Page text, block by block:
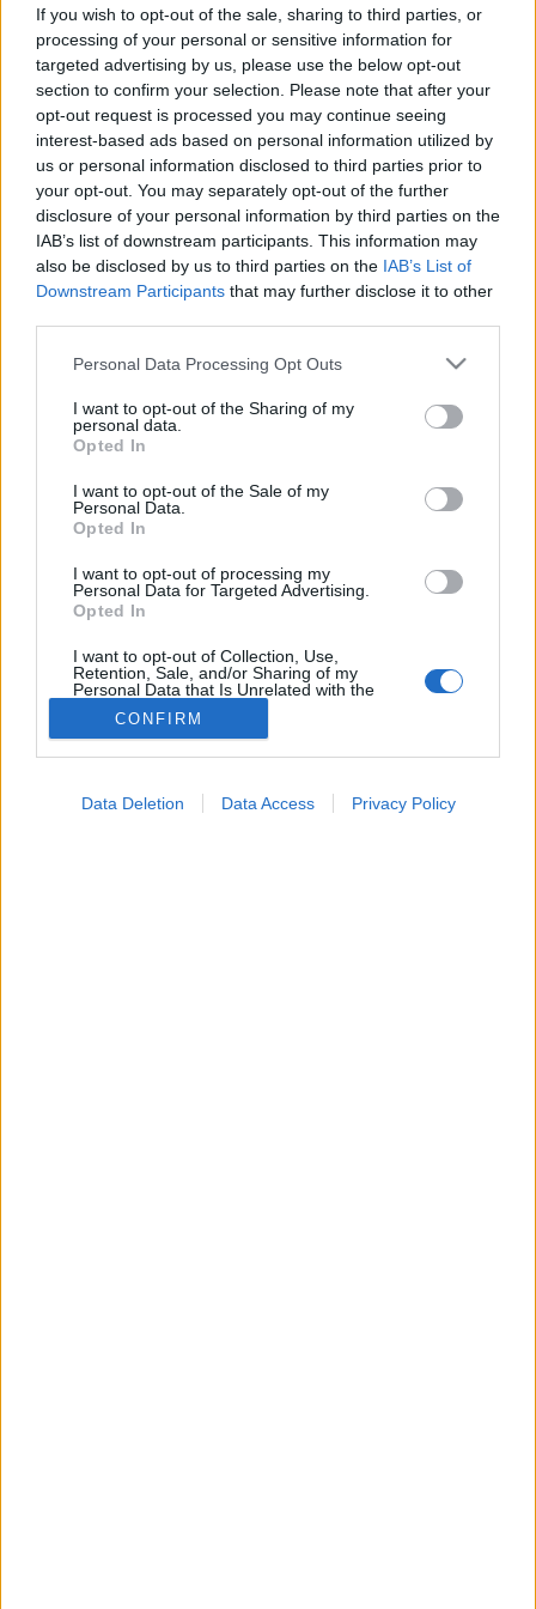
If you wish to opt-out of the sale, sharing to third parties, or
processing of your personal or sensitive information for
targeted advertising by us, please use the below opt-out
section to confirm your selection. Please note that after your
opt-out request is processed you may continue seeing
interest-based ads based on personal information utilized by
us or personal information disclosed to third parties prior to
your opt-out. You may separately opt-out of the further
disclosure of your personal information by third parties on the
IAB’s list of downstream participants. This information may
also be disclosed by us to third parties on the IAB’s List of
Downstream Participants that may further disclose it to other
Please note that this website/app uses one or more Google
not limited to your visit or usage behaviour. You may click to
grant or deny consent to Google and its third-party tags to
use your data for below specified purposes in below Google
consent section.
Personal Data Processing Opt Outs
I want to opt-out of the Sharing of my
personal data.
Opted In
I want to opt-out of the Sale of my
Personal Data.
Opted In
I want to opt-out of processing my
Personal Data for Targeted Advertising.
Opted In
I want to opt-out of Collection, Use,
Retention, Sale, and/or Sharing of my
Personal Data that Is Unrelated with the
Purposes for which it was collected.
Opted Out
CONFIRM
Data Deletion Data Access Privacy Policy
rejtett jeleit
2025. július 14. 18:24
Küldés Küldés Messengeren